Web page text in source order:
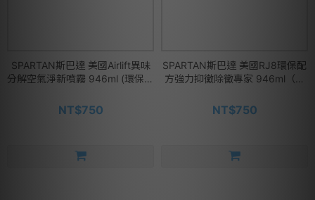
SPARTAN斯巴達 美國Airlift異味
分解空氣淨新噴霧 946ml (環保專
NT$750
SPARTAN斯巴達 美國RJ8環保配
方強力抑黴除黴專家 946ml（環
NT$750